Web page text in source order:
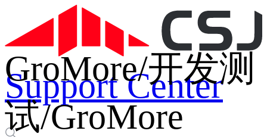
Support Center
GroMore/开发测
试/GroMore